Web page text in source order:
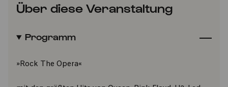
Über diese Veranstaltung
Programm
»Rock The Opera«